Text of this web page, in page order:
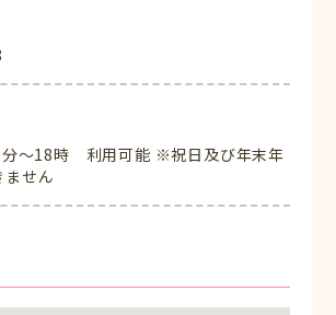
～18時 利用可能 ※祝日及び年末年
せん